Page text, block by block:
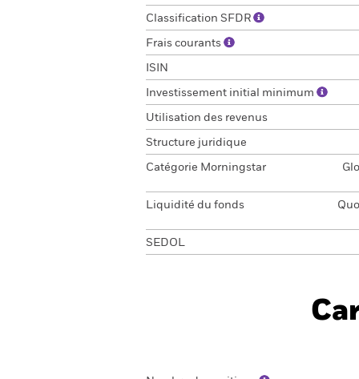
Classification SFDR
Frais courants
ISIN
Investissement initial minimum
Utilisation des revenus
Structure juridique
Catégorie Morningstar
Liquidité du fonds
SEDOL